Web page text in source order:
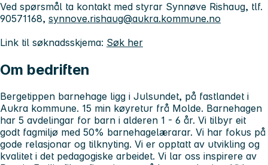
Ved spørsmål ta kontakt med styrar Synnøve Rishaug, tlf.
90571168, synnove.rishaug@aukra.kommune.no
Link til søknadsskjema: Søk her
Om bedriften
Bergetippen barnehage ligg i Julsundet, på fastlandet i
Aukra kommune. 15 min køyretur frå Molde. Barnehagen
har 5 avdelingar for barn i alderen 1 - 6 år. Vi tilbyr eit
godt fagmiljø med 50% barnehagelærarar. Vi har fokus på
gode relasjonar og tilknyting. Vi er opptatt av utvikling og
kvalitet i det pedagogiske arbeidet. Vi lar oss inspirere av